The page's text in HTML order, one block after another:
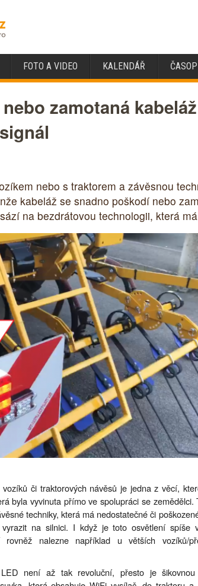
FOTO A VIDEO KALENDÁŘ
zamotaná
nebo s traktorem a závěsnou
kabeláž se snadno poškodí nebo
na bezdrátovou technologii, která
či traktorových návěsů je jedna z věcí,
byla vyvinuta přímo ve spolupráci se zemědělci.
techniky, která má nedostatečné či
na silnici. I když je toto osvětlení spíše
rovněž nalezne například u větších vozíků/
není až tak revoluční, přesto je šikovnou